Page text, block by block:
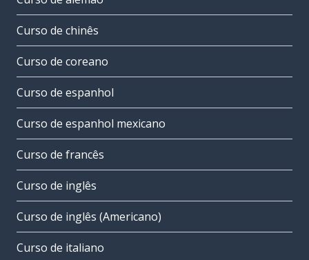
Curso de chinês
Curso de coreano
Curso de espanhol
Curso de espanhol mexicano
Curso de francês
Curso de inglês
Curso de inglês (Americano)
Curso de italiano